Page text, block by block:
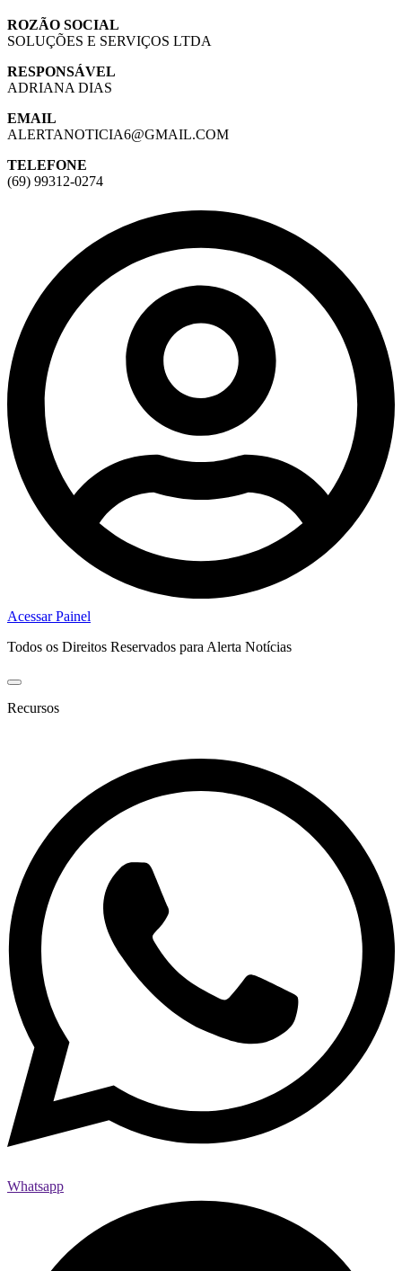
ROZÃO SOCIAL
SOLUÇÕES E SERVIÇOS LTDA
RESPONSÁVEL
ADRIANA DIAS
EMAIL
ALERTANOTICIA6@GMAIL.COM
TELEFONE
(69) 99312-0274
Acessar Painel
Todos os Direitos Reservados para Alerta Notícias
Recursos
Whatsapp